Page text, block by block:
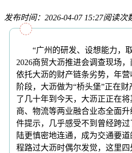
发布时间：2026-04-07 15:27阅读次
“广州的研发、设想能力，取
2026商贸大沥推进会调查现场
依托大沥的财产链条劣势，年
阶段，大沥做为“桥头堡”正在
了几十年到今天，大沥正正在
商、物流等两业融合业态全面
件提示，几乎感受不到曾经跨
陆更慎密地连通，成为交通要
程路过大沥时偶尔发觉，这里